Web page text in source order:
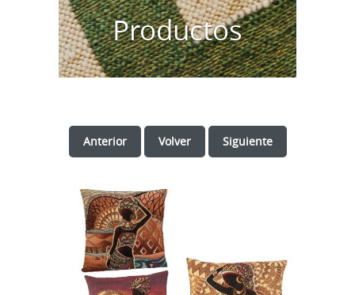
Productos
Anterior Volver Siguiente